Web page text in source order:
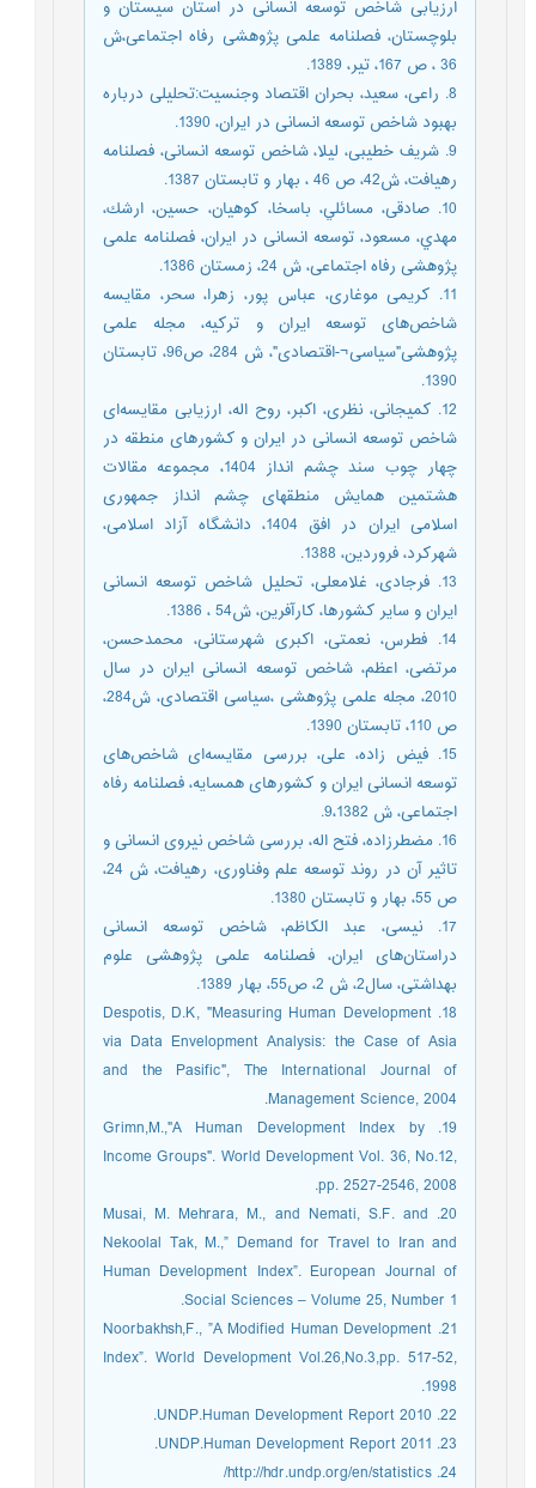
ارزیابی شاخص توسعه انسانی در استان سیستان و
بلوچستان، فصلنامه علمی پژوهشی رفاه اجتماعی،ش
36 ، ص 167، تیر، 1389.
8. راعی، سعید، بحران اقتصاد وجنسیت:تحلیلی درباره
بهبود شاخص توسعه انسانی در ایران، 1390.
9. شریف خطیبی، لیلا، شاخص توسعه انسانی، فصلنامه
رهیافت، ش42، ص 46 ، بهار و تابستان 1387.
10. صادقی، مسائلي، باسخا، كوهيان، حسین، ارشك،
مهدي، مسعود، توسعه انسانی در ایران، فصلنامه علمی
پژوهشی رفاه اجتماعی، ش 24، زمستان 1386.
11. کریمی موغاری، عباس پور، زهرا، سحر، مقایسه
شاخص‌ها‌ی توسعه ایران و ترکیه، مجله علمی
پژوهشی"سیاسی¬-اقتصادی"، ش 284، ص96، تابستان
1390.
12. کمیجانی، نظری، اکبر، روح اله، ارزیابی مقایسه‌ای
شاخص توسعه انسانی در ایران و کشورهای منطقه در
چهار چوب سند چشم انداز 1404، مجموعه مقالات
هشتمین همایش منطقهای چشم انداز جمهوری
اسلامی ایران در افق 1404، دانشگاه آزاد اسلامی،
شهرکرد، فروردین، 1388.
13. فرجادی، غلامعلی، تحلیل شاخص توسعه انسانی
ایران و سایر کشورها، کارآفرین، ش54 ، 1386.
14. فطرس، نعمتی، اکبری شهرستانی، محمدحسن،
مرتضی، اعظم، شاخص توسعه انسانی ایران در سال
2010، مجله علمی پژوهشی ،سیاسی اقتصادی، ش284،
ص 110، تابستان 1390.
15. فیض زاده، علی، بررسی مقایسه‌ای شاخص‌ها‌ی
توسعه انسانی ایران و کشورهای همسایه، فصلنامه رفاه
اجتماعی، ش 9،1382.
16. مضطرزاده، فتح اله، بررسی شاخص نیروی انسانی و
تاثیر آن در روند توسعه علم وفناوری، رهیافت، ش 24،
ص 55، بهار و تابستان 1380.
17. نیسی، عبد الکاظم، شاخص توسعه انسانی
دراستان‌ها‌ی ایران، فصلنامه علمی پژوهشی علوم
بهداشتی، سال2، ش 2، ص55، بهار 1389.
18. Despotis, D.K, "Measuring Human Development
via Data Envelopment Analysis: the Case of Asia
and the Pasific", The International Journal of
Management Science, 2004.
19. Grimn,M.,"A Human Development Index by
Income Groups". World Development Vol. 36, No.12,
pp. 2527-2546, 2008.
20. Musai, M. Mehrara, M., and Nemati, S.F. and
Nekoolal Tak, M.,” Demand for Travel to Iran and
Human Development Index”. European Journal of
Social Sciences – Volume 25, Number 1.
21. Noorbakhsh,F., ”A Modified Human Development
Index”. World Development Vol.26,No.3,pp. 517-52,
1998.
22. UNDP.Human Development Report 2010.
23. UNDP.Human Development Report 2011.
24. http://hdr.undp.org/en/statistics/